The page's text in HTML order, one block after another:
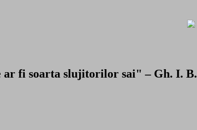
ar fi soarta slujitorilor sai" – Gh. I. B.